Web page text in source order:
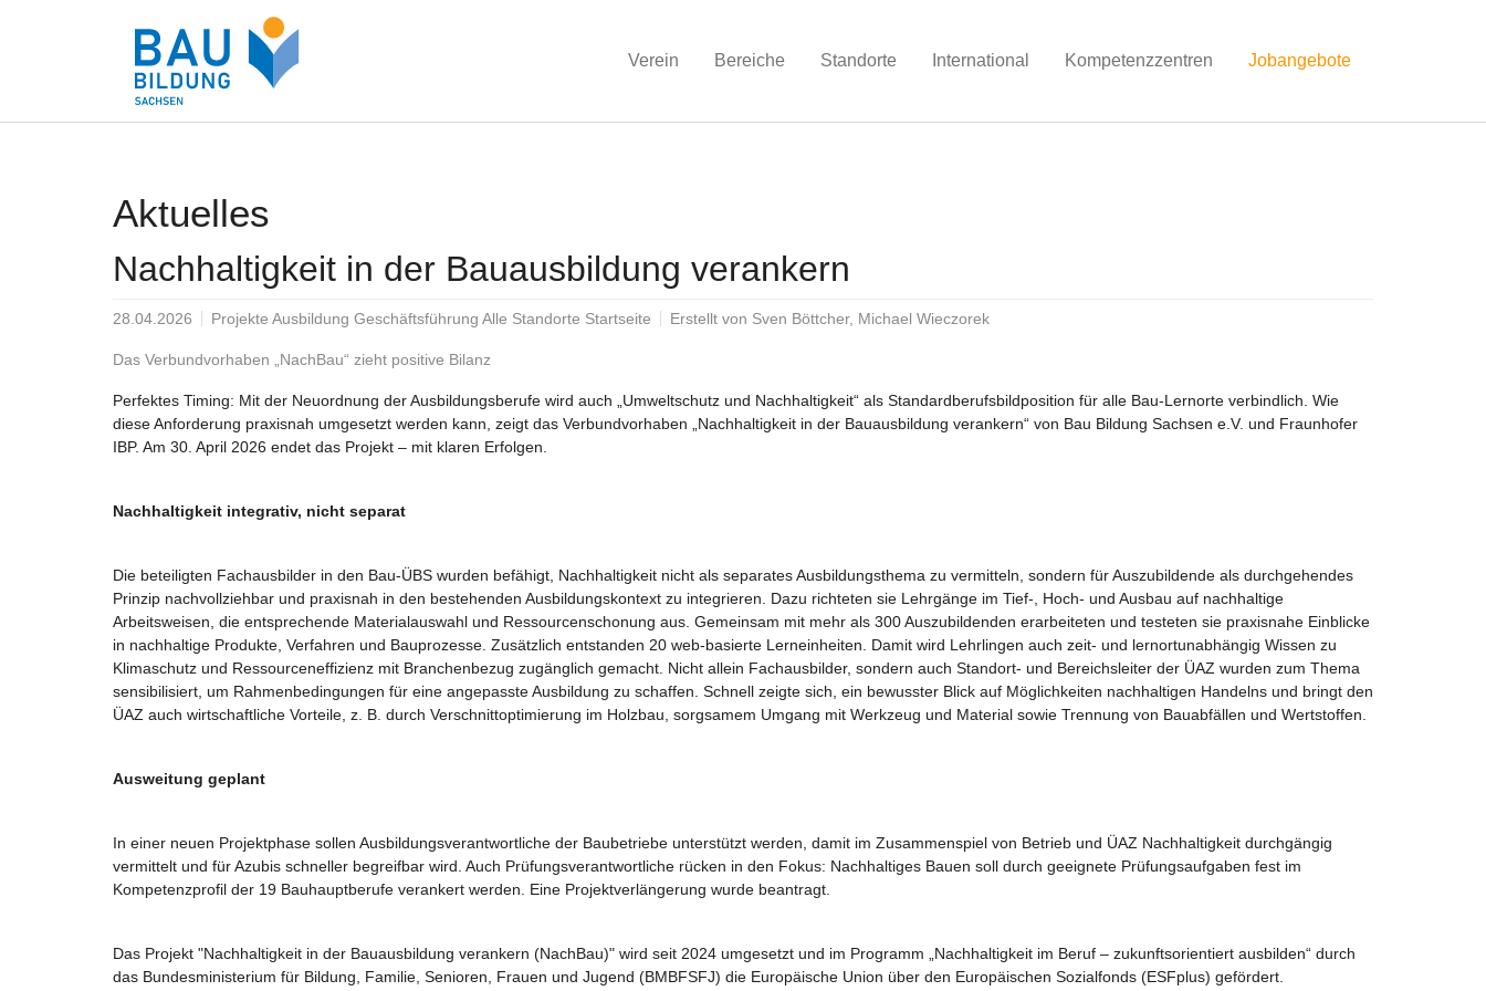
Verein Bereiche Standorte International Kompetenzzentren Jobangebote
Aktuelles
Nachhaltigkeit in der Bauausbildung verankern
28.04.2026 Projekte Ausbildung Geschäftsführung Alle Standorte Startseite Erstellt von Sven Böttcher, Michael Wieczorek
Das Verbundvorhaben „NachBau“ zieht positive Bilanz
Perfektes Timing: Mit der Neuordnung der Ausbildungsberufe wird auch „Umweltschutz und Nachhaltigkeit“ als Standardberufsbildposition für alle Bau-Lernorte verbindlich. Wie
diese Anforderung praxisnah umgesetzt werden kann, zeigt das Verbundvorhaben „Nachhaltigkeit in der Bauausbildung verankern“ von Bau Bildung Sachsen e.V. und Fraunhofer
IBP. Am 30. April 2026 endet das Projekt – mit klaren Erfolgen.
Nachhaltigkeit integrativ, nicht separat
Die beteiligten Fachausbilder in den Bau-ÜBS wurden befähigt, Nachhaltigkeit nicht als separates Ausbildungsthema zu vermitteln, sondern für Auszubildende als durchgehendes
Prinzip nachvollziehbar und praxisnah in den bestehenden Ausbildungskontext zu integrieren. Dazu richteten sie Lehrgänge im Tief-, Hoch- und Ausbau auf nachhaltige
Arbeitsweisen, die entsprechende Materialauswahl und Ressourcenschonung aus. Gemeinsam mit mehr als 300 Auszubildenden erarbeiteten und testeten sie praxisnahe Einblicke
in nachhaltige Produkte, Verfahren und Bauprozesse. Zusätzlich entstanden 20 web-basierte Lerneinheiten. Damit wird Lehrlingen auch zeit- und lernortunabhängig Wissen zu
Klimaschutz und Ressourceneffizienz mit Branchenbezug zugänglich gemacht. Nicht allein Fachausbilder, sondern auch Standort- und Bereichsleiter der ÜAZ wurden zum Thema
sensibilisiert, um Rahmenbedingungen für eine angepasste Ausbildung zu schaffen. Schnell zeigte sich, ein bewusster Blick auf Möglichkeiten nachhaltigen Handelns und bringt den
ÜAZ auch wirtschaftliche Vorteile, z. B. durch Verschnittoptimierung im Holzbau, sorgsamem Umgang mit Werkzeug und Material sowie Trennung von Bauabfällen und Wertstoffen.
Ausweitung geplant
In einer neuen Projektphase sollen Ausbildungsverantwortliche der Baubetriebe unterstützt werden, damit im Zusammenspiel von Betrieb und ÜAZ Nachhaltigkeit durchgängig
vermittelt und für Azubis schneller begreifbar wird. Auch Prüfungsverantwortliche rücken in den Fokus: Nachhaltiges Bauen soll durch geeignete Prüfungsaufgaben fest im
Kompetenzprofil der 19 Bauhauptberufe verankert werden. Eine Projektverlängerung wurde beantragt.
Das Projekt "Nachhaltigkeit in der Bauausbildung verankern (NachBau)" wird seit 2024 umgesetzt und im Programm „Nachhaltigkeit im Beruf – zukunftsorientiert ausbilden“ durch
das Bundesministerium für Bildung, Familie, Senioren, Frauen und Jugend (BMBFSFJ) die Europäische Union über den Europäischen Sozialfonds (ESFplus) gefördert.